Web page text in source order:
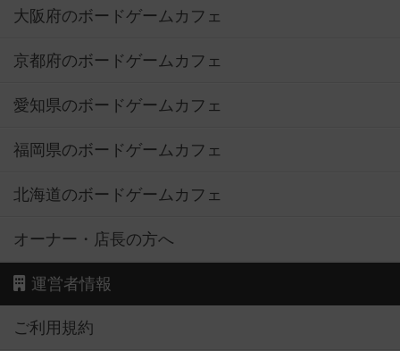
大阪府のボードゲームカフェ
京都府のボードゲームカフェ
愛知県のボードゲームカフェ
福岡県のボードゲームカフェ
北海道のボードゲームカフェ
オーナー・店長の方へ
運営者情報
ご利用規約